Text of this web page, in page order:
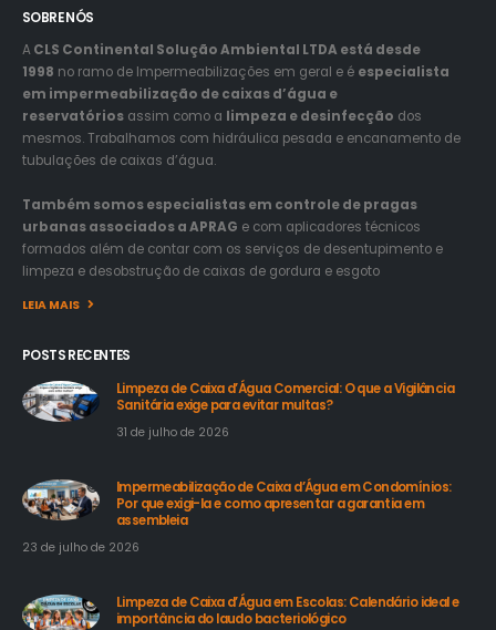
SOBRE NÓS
ACLS Continental Solução Ambiental LTDA está desde
1998 no ramo de Impermeabilizações em geral e é especialista
em impermeabilização de caixas d’água e
reservatórios assim como a limpeza e desinfecção dos
mesmos. Trabalhamos com hidráulica pesada e encanamento de
tubulações de caixas d’água.
Também somos especialistas em controle de pragas
urbanas associados a APRAG e com aplicadores técnicos
formados além de contar com os serviços de desentupimento e
limpeza e desobstrução de caixas de gordura e esgoto
LEIA MAIS
POSTS RECENTES
Limpeza de Caixa d’Água Comercial: O que a Vigilância
Sanitária exige para evitar multas?
31 de julho de 2026
Impermeabilização de Caixa d’Água em Condomínios:
Por que exigi-la e como apresentar a garantia em
assembleia
23 de julho de 2026
Limpeza de Caixa d’Água em Escolas: Calendário ideal e
importância do laudo bacteriológico